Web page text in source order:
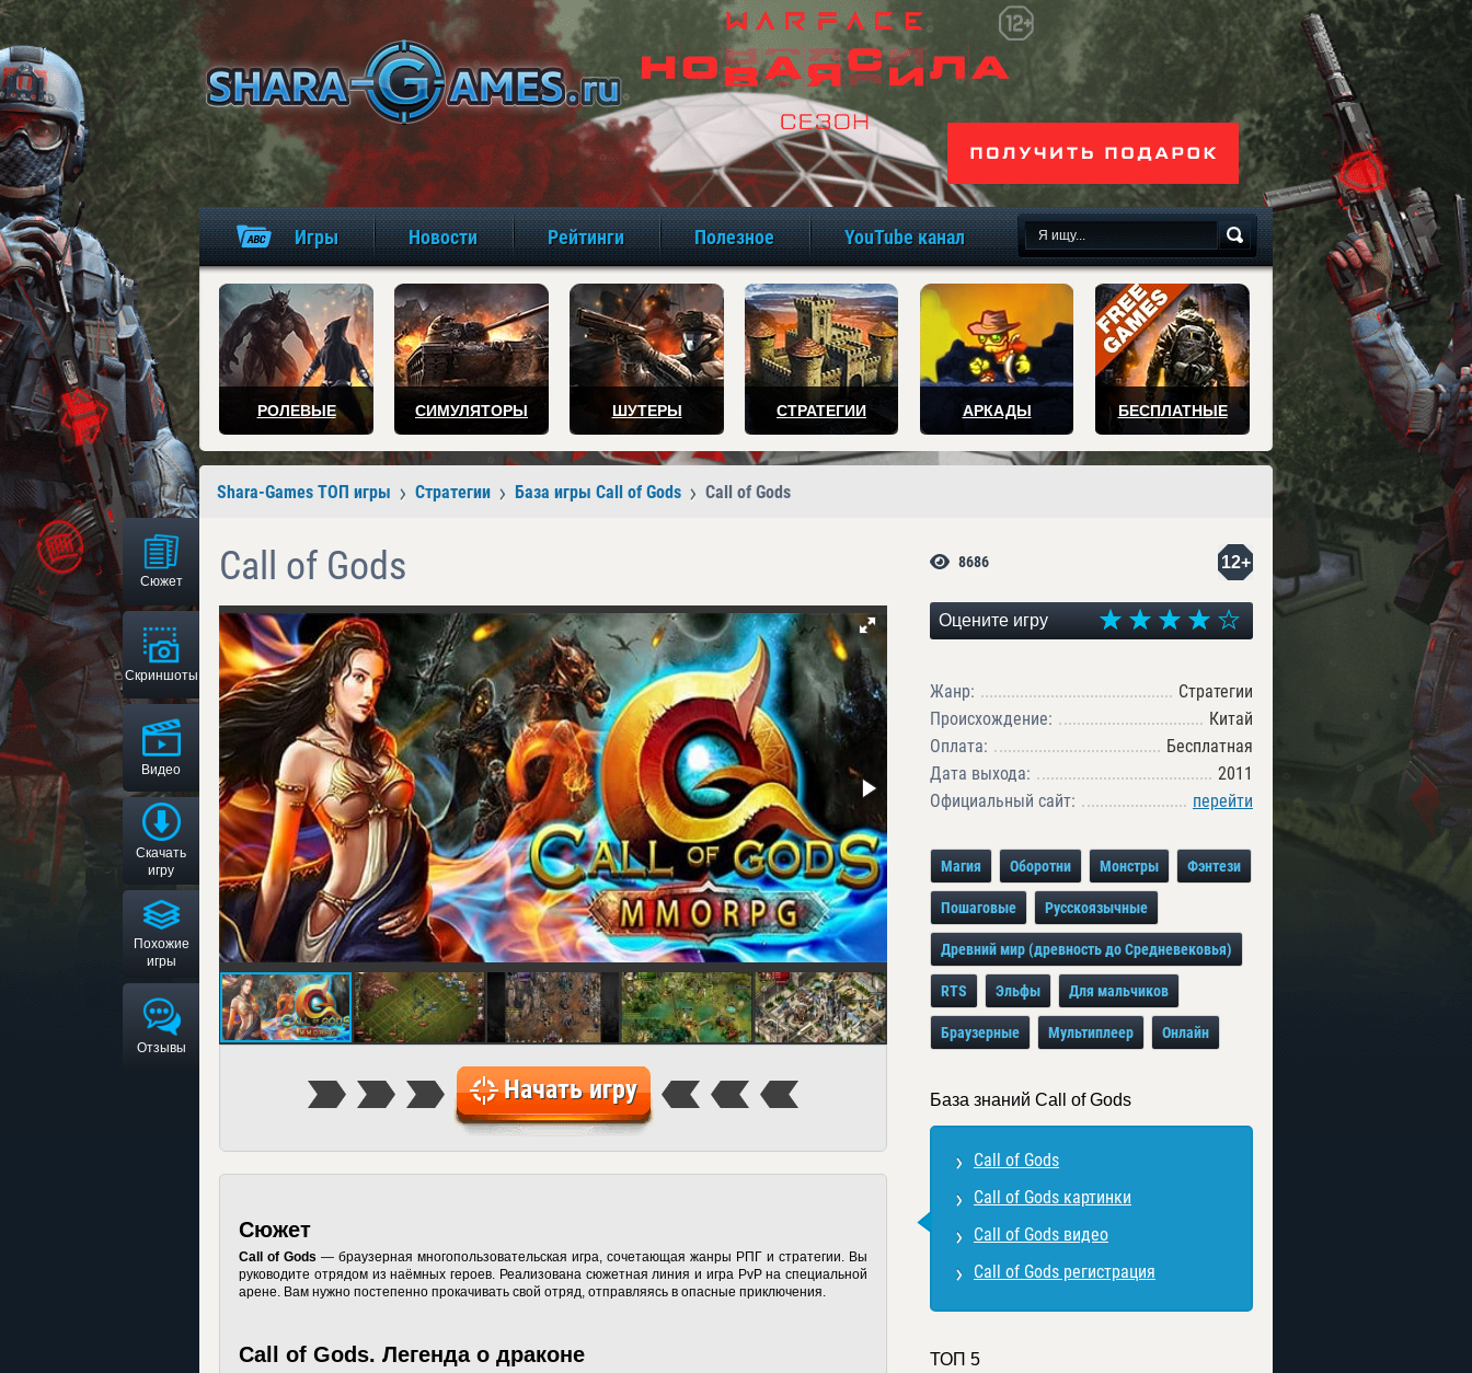
игры онлайн бесплатно
Игры Новости Рейтинги Полезное YouTube канал
РОЛЕВЫЕ СИМУЛЯТОРЫ ШУТЕРЫ СТРАТЕГИИ АРКАДЫ БЕСПЛАТНЫЕ
Shara-Games ТОП игры Стратегии База игры Call of Gods Call of Gods
Сюжет
Скриншоты
Видео
Скачать
игру
Похожие
игры
Отзывы
Call of Gods
Начать игру
Сюжет
Call of Gods — браузерная многопользовательская игра, сочетающая жанры РПГ и стратегии. Вы
руководите отрядом из наёмных героев. Реализована сюжетная линия и игра PvP на специальной
арене. Вам нужно постепенно прокачивать свой отряд, отправляясь в опасные приключения.
Call of Gods. Легенда о драконе
12+
8686
Оцените игру
Жанр:
Стратегии
Происхождение:
Китай
Оплата:
Бесплатная
Дата выхода:
2011
Официальный сайт:
перейти
Магия Оборотни Монстры Фэнтези
Пошаговые Русскоязычные
Древний мир (древность до Средневековья)
RTS Эльфы Для мальчиков
Браузерные Мультиплеер Онлайн
База знаний Call of Gods
Call of Gods
Call of Gods картинки
Call of Gods видео
Call of Gods регистрация
ТОП 5